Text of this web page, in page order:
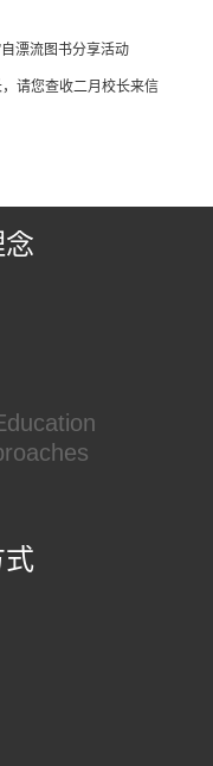
漂流图书分享活动
请您查收二月校长来信
式